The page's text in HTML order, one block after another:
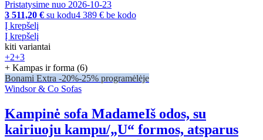
Pristatysime nuo 2026‑10‑23
3 511,20 € su kodu4 389 € be kodo
Į krepšelį
Į krepšelį
kiti variantai
+2+3
+ Kampas ir forma (6)
Bonami Extra -20%-25% programėlėje
Windsor & Co Sofas
Kampinė sofa MadameIš odos, su
kairiuoju kampu/„U“ formos, atsparus